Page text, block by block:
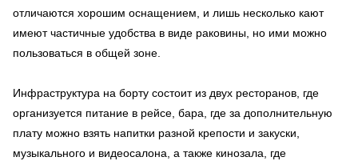
отличаются хорошим оснащением, и лишь несколько кают
имеют частичные удобства в виде раковины, но ими можно
пользоваться в общей зоне.
Инфраструктура на борту состоит из двух ресторанов, где
организуется питание в рейсе, бара, где за дополнительную
плату можно взять напитки разной крепости и закуски,
музыкального и видеосалона, а также кинозала, где